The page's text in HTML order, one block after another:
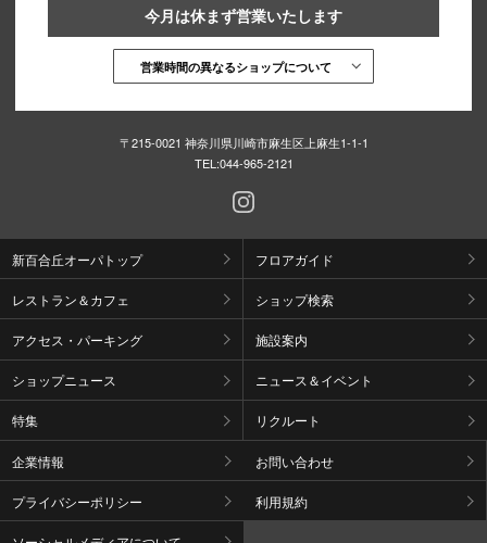
今月は休まず営業いたします
営業時間の異なるショップについて
〒215-0021 神奈川県川崎市麻生区上麻生1-1-1
TEL:044-965-2121
新百合丘オーパトップ フロアガイド
レストラン＆カフェ ショップ検索
アクセス・パーキング 施設案内
ショップニュース ニュース＆イベント
特集 リクルート
企業情報 お問い合わせ
プライバシーポリシー 利用規約